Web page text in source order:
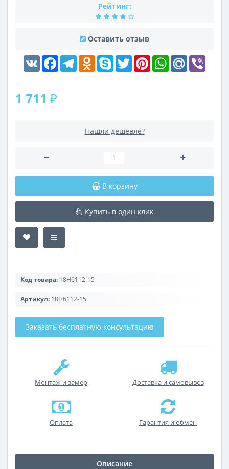
Рейтинг:
Оставить отзыв
VK FacebookTelegramOdnoklassniki
Skype Twitter PinterestWhatsAppMail.Ru
1 711 ₽
Нашли дешевле?
В корзину
Купить в один клик
Код товара: 18H6112-15
Артикул: 18H6112-15
Заказать бесплатную консультацию
Монтаж и замер Доставка и самовывоз
Оплата Гарантия и обмен
Описание